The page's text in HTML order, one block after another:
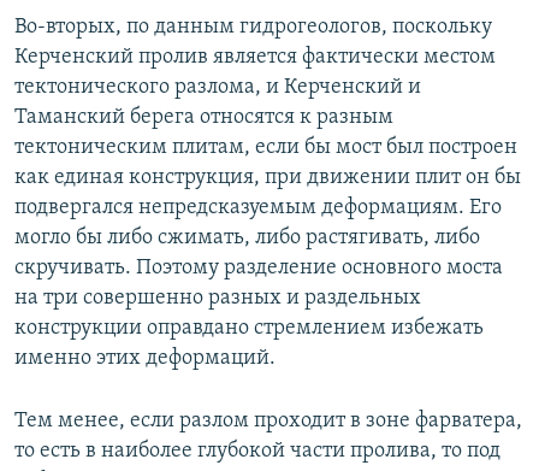
Во-вторых, по данным гидрогеологов, поскольку
Керченский пролив является фактически местом
тектонического разлома, и Керченский и
Таманский берега относятся к разным
тектоническим плитам, если бы мост был построен
как единая конструкция, при движении плит он бы
подвергался непредсказуемым деформациям. Его
могло бы либо сжимать, либо растягивать, либо
скручивать. Поэтому разделение основного моста
на три совершенно разных и раздельных
конструкции оправдано стремлением избежать
именно этих деформаций.
Тем менее, если разлом проходит в зоне фарватера,
то есть в наиболее глубокой части пролива, то под